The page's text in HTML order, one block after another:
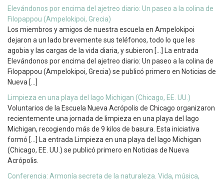
Elevándonos por encima del ajetreo diario: Un paseo a la colina de
Filopappou (Ampelokipoi, Grecia)
Los miembros y amigos de nuestra escuela en Ampelokipoi
dejaron a un lado brevemente sus teléfonos, todo lo que les
agobia y las cargas de la vida diaria, y subieron […] La entrada
Elevándonos por encima del ajetreo diario: Un paseo a la colina de
Filopappou (Ampelokipoi, Grecia) se publicó primero en Noticias de
Nueva […]
Limpieza en una playa del lago Michigan (Chicago, EE. UU.)
Voluntarios de la Escuela Nueva Acrópolis de Chicago organizaron
recientemente una jornada de limpieza en una playa del lago
Michigan, recogiendo más de 9 kilos de basura. Esta iniciativa
formó […] La entrada Limpieza en una playa del lago Michigan
(Chicago, EE. UU.) se publicó primero en Noticias de Nueva
Acrópolis.
Conferencia: Armonía secreta de la naturaleza. Vida, música,